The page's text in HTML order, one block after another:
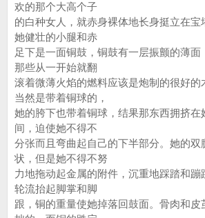
欢的那个大高个子
的白种女人，就赤身裸体地长身挺立在宝
她健壮的小腿和赤
足下是一面铜鼓，铜鼓有一层振颤的薄面
那些从一开始就翻
滚着微薄火焰的燃料应该是炮制的很好的
当然是带着铜球的，
她的胯下也带着铜球，结果那东西拥挤在
间，迫使她不得不
分张而且弯曲起自己的下半部分。她的双
状，但是她不得不努
力地拖动起金属的附件，沉重地踩踏和
轮流抬起脚掌和脚
跟，铜的重量使她掉落回鼓面。骨肉和